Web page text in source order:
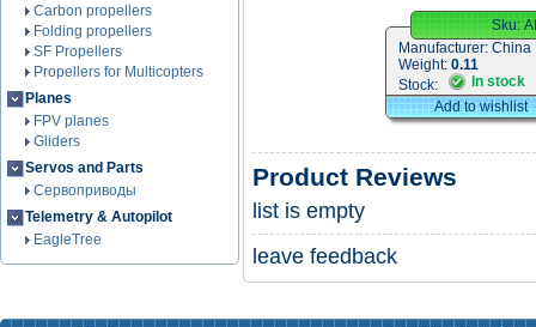
Carbon propellers
Folding propellers
SF Propellers
Propellers for Multicopters
Planes
FPV planes
Gliders
Servos and Parts
Сервоприводы
Telemetry & Autopilot
EagleTree
Sku:
Manufacturer: China
Weight: 0.11
Stock:
In stock
Add to wishlist
Product Reviews
list is empty
leave feedback